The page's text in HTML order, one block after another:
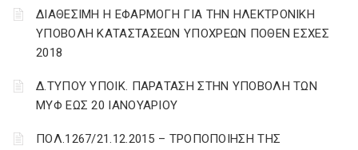
ΔΙΑΘΕΣΙΜΗ Η ΕΦΑΡΜΟΓΗ ΓΙΑ ΤΗΝ ΗΛΕΚΤΡΟΝΙΚΗ
ΥΠΟΒΟΛΗ ΚΑΤΑΣΤΑΣΕΩΝ ΥΠΟΧΡΕΩΝ ΠΟΘΕΝ ΕΣΧΕΣ
2018
Δ.ΤΥΠΟΥ ΥΠΟΙΚ. ΠΑΡΑΤΑΣΗ ΣΤΗΝ ΥΠΟΒΟΛΗ ΤΩΝ
ΜΥΦ ΕΩΣ 20 ΙΑΝΟΥΑΡΙΟΥ
ΠΟΛ.1267/21.12.2015 – ΤΡΟΠΟΠΟΙΗΣΗ ΤΗΣ